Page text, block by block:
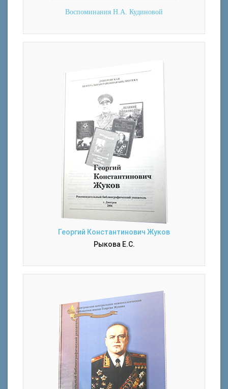
Воспоминания Н.А. Кудиновой
Георгий Константинович Жуков
Рыкова Е.С.